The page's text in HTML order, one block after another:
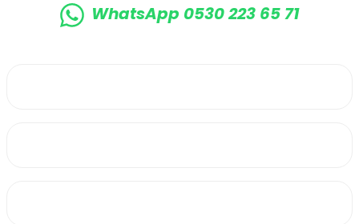
WhatsApp 0530 223 65 71